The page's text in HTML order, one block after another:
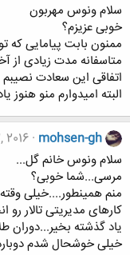
سلام ونوس مهربون
خوبی عزیزم؟
ممنون بابت پیامایی که
متاسفانه مدت زیادی از
اتفاقی این سعادت
البته امیدوارم منو هنوز
mohsen-gh
2016
سلام ونوس خانم گل...
مرسی...شما خوبی؟
منم همینطور....خیلی
کارهای مدیریتی تالار رو
یاد گذشته بخیر...دوران
خیلی خوشحال شدم دوباره